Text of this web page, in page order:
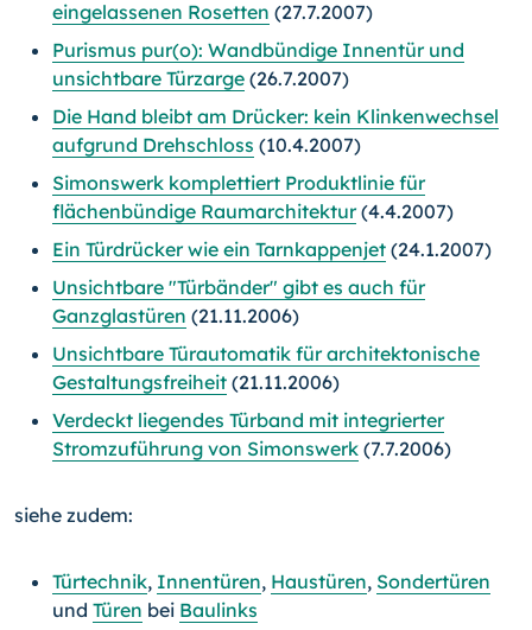
eingelassenen Rosetten (27.7.2007)
Purismus pur(o): Wandbündige Innentür und
unsichtbare Türzarge (26.7.2007)
Die Hand bleibt am Drücker: kein Klinkenwechsel
aufgrund Drehschloss (10.4.2007)
Simonswerk komplettiert Produktlinie für
flächenbündige Raumarchitektur(4.4.2007)
Ein Türdrücker wie ein Tarnkappenjet (24.1.2007)
Unsichtbare "Türbänder" gibt es auch für
Ganzglastüren (21.11.2006)
Unsichtbare Türautomatik für architektonische
Gestaltungsfreiheit (21.11.2006)
Verdeckt liegendes Türband mit integrierter
Stromzuführung von Simonswerk (7.7.2006)
siehe zudem:
Türtechnik, Innentüren, Haustüren, Sondertüren
und Türen bei Baulinks